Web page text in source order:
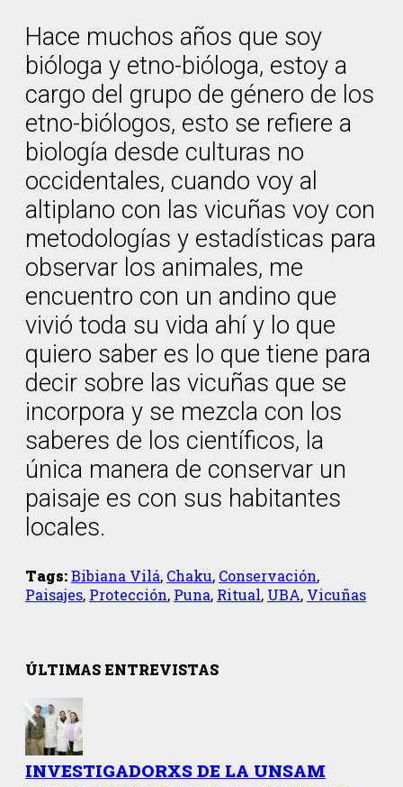
Hace muchos años que soy
bióloga y etno-bióloga, estoy a
cargo del grupo de género de los
etno-biólogos, esto se refiere a
biología desde culturas no
occidentales, cuando voy al
altiplano con las vicuñas voy con
metodologías y estadísticas para
observar los animales, me
encuentro con un andino que
vivió toda su vida ahí y lo que
quiero saber es lo que tiene para
decir sobre las vicuñas que se
incorpora y se mezcla con los
saberes de los científicos, la
única manera de conservar un
paisaje es con sus habitantes
locales.
Tags:Bibiana Vilá, Chaku, Conservación,
Paisajes, Protección, Puna, Ritual, UBA, Vicuñas
ÚLTIMAS ENTREVISTAS
INVESTIGADORXS DE LA UNSAM